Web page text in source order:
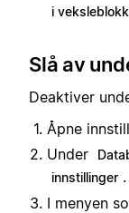
i
Slå av
Deaktiver
Åpne
Under
innstillinger .
I menyen